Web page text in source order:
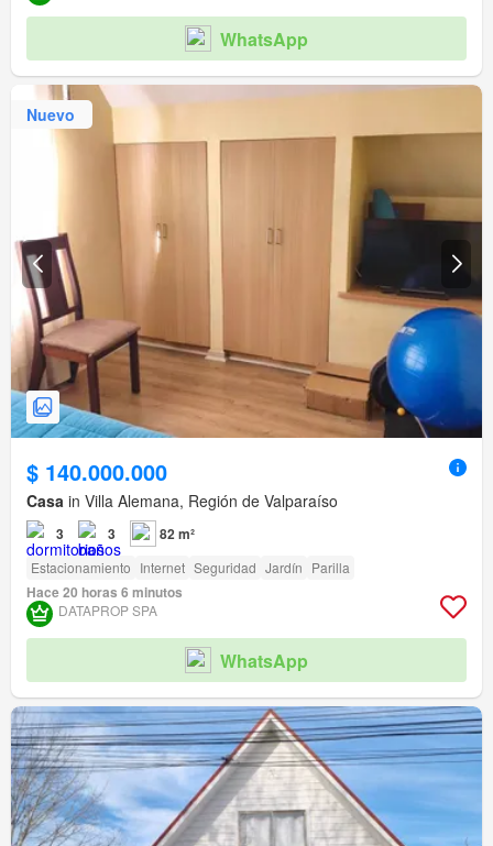
WhatsApp
Nuevo
$ 140.000.000
Casa in Villa Alemana, Región de Valparaíso
3 3 82 m²
Estacionamiento Internet Seguridad Jardín Parilla
Hace 20 horas 6 minutos
DATAPROP SPA
WhatsApp